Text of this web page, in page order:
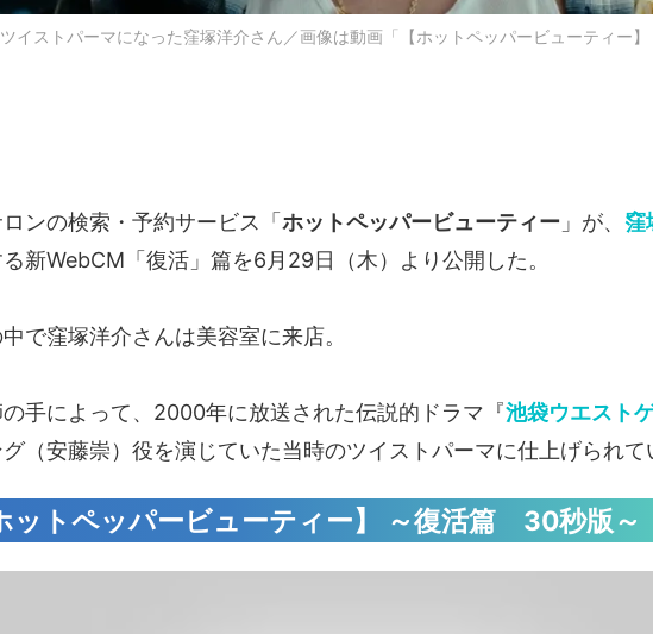
イストパーマになった窪塚洋介さん／画像は動画「【ホットペッパービューティー
ンの検索・予約サービス「ホットペッパービューティー 」が、 窪
新WebCM「復活」篇を6月29日（木）より公開した。
で窪塚洋介さんは美容室に来店。
手によって、2000年に放送された伝説的ドラマ『池袋ウエスト
（安藤崇）役を演じていた当時のツイストパーマに仕上げられて
ットペッパービューティー】 ～復活篇 30秒版～